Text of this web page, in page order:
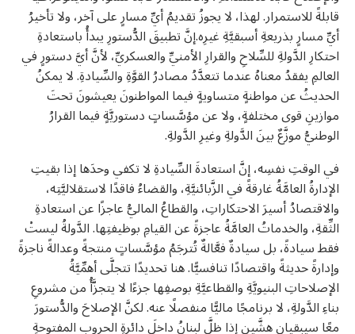
قابلةً للاستمرار. لهذا، لا يجوزُ تقديمُ أيِّ مسارٍ على آخر، ولا تأخيرُ
أيِّ مسارٍ بذريعةِ أسبقيَّةِ غيرِه.إنَّ تطبيقَ الدُّستورِ يبدأُ باستعادةِ
احتكارِ الدَّولةِ للسِّلاحِ والقرارِ الأمنيِّ والعسكريِّ، لأنَّ أيَّ دستورٍ في
العالمِ يفقدُ معناهُ عندما تتعدَّدُ مصادرُ القوَّةِ والسِّيادةِ. لا يمكنُ
الحديثُ عن مواطنةٍ متساويةٍ فيما المواطنونَ يعيشونَ تحتَ
موازينِ قوى مختلفةٍ، ولا عن مؤسَّساتٍ دستوريَّةٍ فيما القرارُ
الوطنيُّ موزَّعٌ بينَ الدَّولةِ وغيرِ الدَّولةِ.
في الوقتِ نفسِه، إنَّ استعادةَ السِّيادةِ لا تكفي وحدَها إذا بقيتِ
الإدارةُ العامَّةُ غارقةً في الزَّبائنيَّةِ، والقضاءُ فاقدًا لاستقلاليَّتِه،
والاقتصادُ أسيرَ الاحتكاراتِ، والقطاعُ الماليُّ عاجزًا عن استعادةِ
الثِّقةِ، والخدماتُ العامَّةُ عاجزةً عن القيامِ بوظيفتِها. الدَّولةُ ليستْ
فقط سيادةً، بل سيادةٌ فعَّالةٌ تُترجَمُ مؤسَّساتٍ منتجةً وعدالةً ناجزةً
وإدارةً حديثةً واقتصادًا تنافسيًّا. هنا تحديدًا تتجلَّى أهمِّيَّةُ
الإصلاحاتِ البنيويَّةِ والقطاعيَّةِ بوصفِها جزءًا لا يتجزَّأُ من مشروعِ
بناءِ الدَّولةِ، لا برنامجًا ماليًّا منفصلًا عنه. لكنَّ الإصلاحَ والدُّستورَ
معًا سيبقيانِ هشَّينِ إذا ظلَّ لبنانُ داخلَ دائرةِ الحروبِ المفتوحةِ